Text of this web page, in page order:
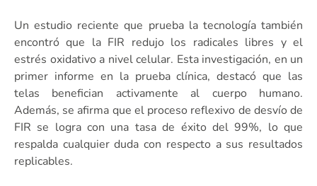
Un estudio reciente que prueba la tecnología también
encontró que la FIR redujo los radicales libres y el
estrés oxidativo a nivel celular. Esta investigación, en un
primer informe en la prueba clínica, destacó que las
telas benefician activamente al cuerpo humano.
Además, se afirma que el proceso reflexivo de desvío de
FIR se logra con una tasa de éxito del 99%, lo que
respalda cualquier duda con respecto a sus resultados
replicables.